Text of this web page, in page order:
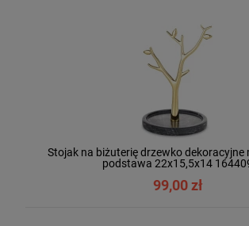
Stojak na biżuterię drzewko dekoracyjne
podstawa 22x15,5x14
99,00 zł